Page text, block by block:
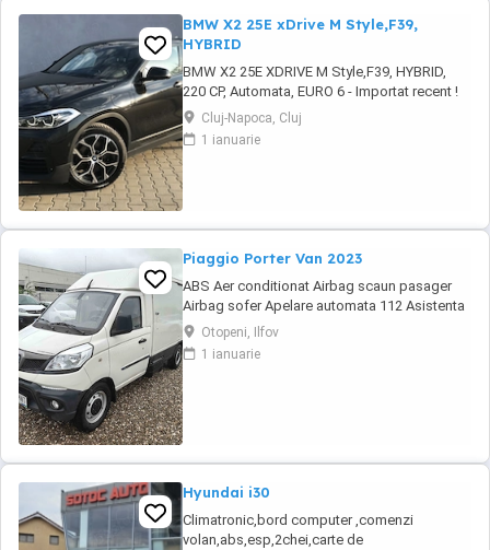
BMW X2 25E xDrive M Style,F39,
HYBRID
BMW X2 25E XDRIVE M Style,F39, HYBRID,
220 CP, Automata, EURO 6 - Importat recent !
CIV obtinut de la RAR! Testare baterie de
tractiune - stare de sanatate de 88,7% ! *
Disponibil si in rate prin credit leasing pe o
Cluj-Napoca, Cluj
1 ianuarie
Piaggio Porter Van 2023
ABS Aer conditionat Airbag scaun pasager
Airbag sofer Apelare automata 112 Asistenta
in rampa Bluetooth Controlul tractiunii (ASR)
EBD ESP Faruri ceata Geamuri electrice fata
Lumini de zi Lumini de zi LED Oglinzi
Otopeni, Ilfov
1 ianuarie
Hyundai i30
Climatronic,bord computer ,comenzi
volan,abs,esp,2chei,carte de